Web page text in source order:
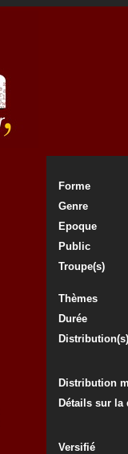
Forme
Genre
Epoque
Public
Troupe(s)
Thèmes
Durée
Distribution(s)
Distribution
Détails sur
Versifié